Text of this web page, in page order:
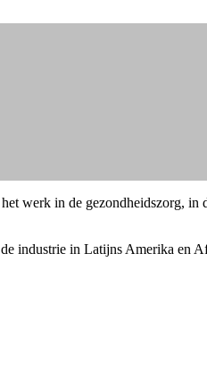
werk in de gezondheidszorg, in
industrie in Latijns Amerika en